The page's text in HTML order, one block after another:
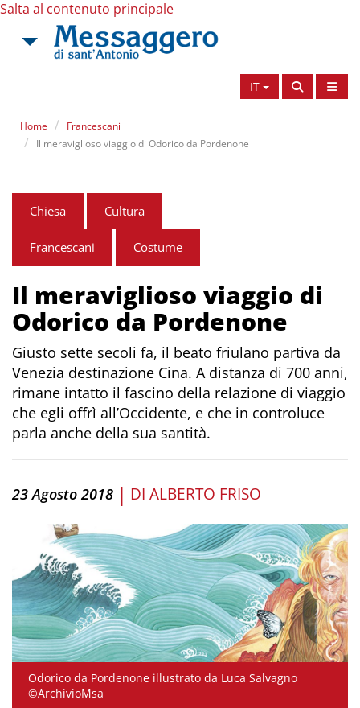
Salta al contenuto principale
IT
Home
Francescani
Il meraviglioso viaggio di Odorico da Pordenone
Chiesa Cultura
Francescani Costume
Il meraviglioso viaggio di
Odorico da Pordenone
Giusto sette secoli fa, il beato friulano partiva da
Venezia destinazione Cina. A distanza di 700 anni,
rimane intatto il fascino della relazione di viaggio
che egli offrì all’Occidente, e che in controluce
parla anche della sua santità.
23 Agosto 2018 | DI ALBERTO FRISO
Odorico da Pordenone illustrato da Luca Salvagno
©ArchivioMsa